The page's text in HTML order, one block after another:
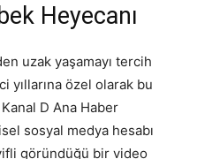
Heyecanı
uzak yaşamayı tercih
yıllarına özel olarak bu
D Ana Haber
sosyal medya hesabı
göründüğü bir video